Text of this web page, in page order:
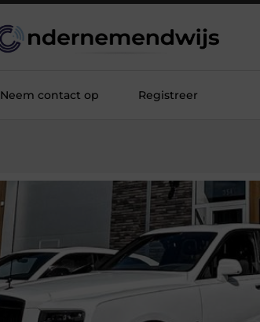
Neem contact op Registreer